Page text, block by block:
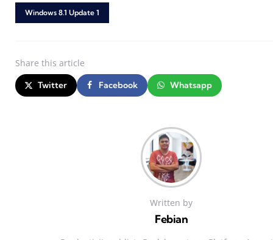
Windows 8.1 Update 1
Share this article
Twitter Facebook Whatsapp
Written by
Febian